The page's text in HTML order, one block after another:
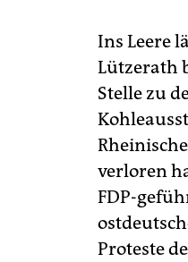
Ins Leere
Lützerath
Stelle zu
verloren
FDP-
Proteste